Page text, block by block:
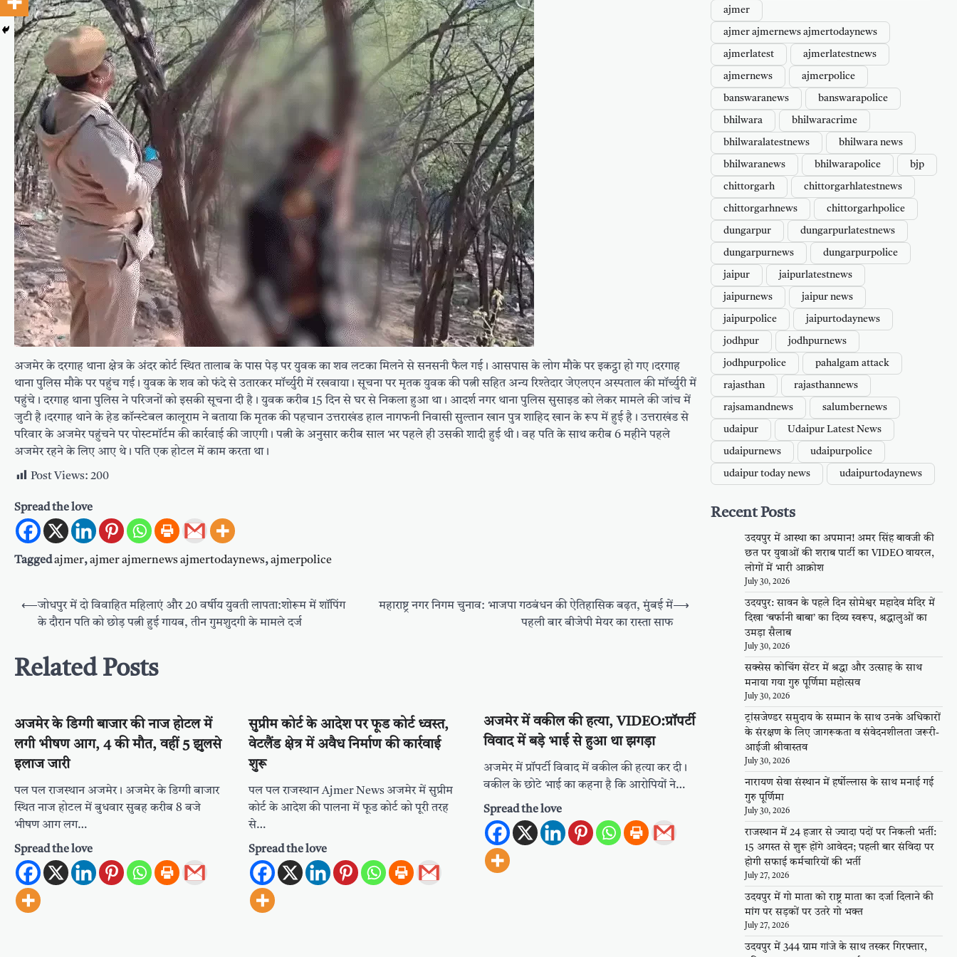
अजमेर के दरगाह थाना क्षेत्र के अंदर कोर्ट स्थित तालाब के पास पेड़ पर युवक का शव लटका मिलने से सनसनी फैल गई। आसपास के लोग मौके पर इकट्ठा हो गए।दरगाह
थाना पुलिस मौके पर पहुंच गई। युवक के शव को फंदे से उतारकर मॉर्च्युरी में रखवाया। सूचना पर मृतक युवक की पत्नी सहित अन्य रिश्तेदार जेएलएन अस्पताल की मॉर्च्युरी में
पहुंचे। दरगाह थाना पुलिस ने परिजनों को इसकी सूचना दी है। युवक करीब 15 दिन से घर से निकला हुआ था। आदर्श नगर थाना पुलिस सुसाइड को लेकर मामले की जांच में
जुटी है।दरगाह थाने के हेड कॉन्स्टेबल कालूराम ने बताया कि मृतक की पहचान उत्तराखंड हाल नागफनी निवासी सुल्तान खान पुत्र शाहिद खान के रूप में हुई है। उत्तराखंड से
परिवार के अजमेर पहुंचने पर पोस्टमॉर्टम की कार्रवाई की जाएगी। पत्नी के अनुसार करीब साल भर पहले ही उसकी शादी हुई थी। वह पति के साथ करीब 6 महीने पहले
अजमेर रहने के लिए आए थे। पति एक होटल में काम करता था।
Post Views: 200
Spread the love
Taggedajmer,ajmer ajmernews ajmertodaynews,ajmerpolice
Post
navigation
⟵जोधपुर में दो विवाहित महिलाएं और 20 वर्षीय युवती लापता:शोरूम में शॉपिंग
के दौरान पति को छोड़ पत्नी हुई गायब, तीन गुमशुदगी के मामले दर्ज
महाराष्ट्र नगर निगम चुनाव: भाजपा गठबंधन की ऐतिहासिक बढ़त, मुंबई में
पहली बार बीजेपी मेयर का रास्ता साफ
⟶
Related Posts
अजमेर के डिग्गी बाजार की नाज होटल में
लगी भीषण आग, 4 की मौत, वहीं 5 झुलसे
इलाज जारी
पल पल राजस्थान अजमेर। अजमेर के डिग्गी बाजार
स्थित नाज होटल में बुधवार सुबह करीब 8 बजे
भीषण आग लग…
Spread the love
सुप्रीम कोर्ट के आदेश पर फूड कोर्ट ध्वस्त,
वेटलैंड क्षेत्र में अवैध निर्माण की कार्रवाई
शुरू
पल पल राजस्थान Ajmer News अजमेर में सुप्रीम
कोर्ट के आदेश की पालना में फूड कोर्ट को पूरी तरह
से…
Spread the love
अजमेर में वकील की हत्या, VIDEO:प्रॉपर्टी
विवाद में बड़े भाई से हुआ था झगड़ा
अजमेर में प्रॉपर्टी विवाद में वकील की हत्या कर दी।
वकील के छोटे भाई का कहना है कि आरोपियों ने…
Spread the love
ajmer
ajmer ajmernews ajmertodaynews
ajmerlatest ajmerlatestnews
ajmernews ajmerpolice
banswaranews banswarapolice
bhilwara bhilwaracrime
bhilwaralatestnews bhilwara news
bhilwaranews bhilwarapolice bjp
chittorgarh chittorgarhlatestnews
chittorgarhnews chittorgarhpolice
dungarpur dungarpurlatestnews
dungarpurnews dungarpurpolice
jaipur jaipurlatestnews
jaipurnews jaipur news
jaipurpolice jaipurtodaynews
jodhpur jodhpurnews
jodhpurpolice pahalgam attack
rajasthan rajasthannews
rajsamandnews salumbernews
udaipur Udaipur Latest News
udaipurnews udaipurpolice
udaipur today news udaipurtodaynews
Recent Posts
उदयपुर में आस्था का अपमान! अमर सिंह बावजी की
छत पर युवाओं की शराब पार्टी का VIDEO वायरल,
लोगों में भारी आक्रोश
July 30, 2026
उदयपुर: सावन के पहले दिन सोमेश्वर महादेव मंदिर में
दिखा ‘बर्फानी बाबा’ का दिव्य स्वरूप, श्रद्धालुओं का
उमड़ा सैलाब
July 30, 2026
सक्सेस कोचिंग सेंटर में श्रद्धा और उत्साह के साथ
मनाया गया गुरु पूर्णिमा महोत्सव
July 30, 2026
ट्रांसजेण्डर समुदाय के सम्मान के साथ उनके अधिकारों
के संरक्षण के लिए जागरूकता व संवेदनशीलता जरूरी-
आईजी श्रीवास्तव
July 30, 2026
नारायण सेवा संस्थान में हर्षोल्लास के साथ मनाई गई
गुरु पूर्णिमा
July 30, 2026
राजस्थान में 24 हजार से ज्यादा पदों पर निकली भर्ती:
15 अगस्त से शुरू होंगे आवेदन; पहली बार संविदा पर
होगी सफाई कर्मचारियों की भर्ती
July 27, 2026
उदयपुर में गो माता को राष्ट्र माता का दर्जा दिलाने की
मांग पर सड़कों पर उतरे गो भक्त
July 27, 2026
उदयपुर में 344 ग्राम गांजे के साथ तस्कर गिरफ्तार,